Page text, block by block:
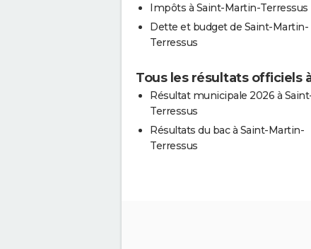
Impôts à Saint-Martin-Terressus
Dette et budget de Saint-Martin-
Terressus
Tous les résultats officiels
Résultat municipale 2026 à
Terressus
Résultats du bac à Saint-Martin-
Terressus